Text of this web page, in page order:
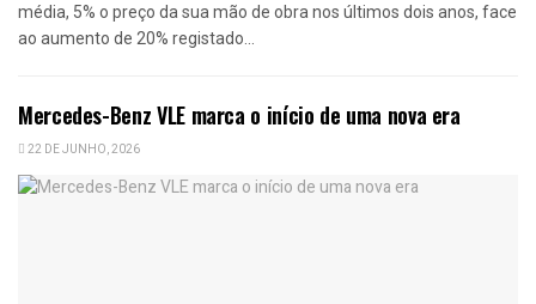
média, 5% o preço da sua mão de obra nos últimos dois anos, face
ao aumento de 20% registado...
Mercedes-Benz VLE marca o início de uma nova era
22 DE JUNHO, 2026